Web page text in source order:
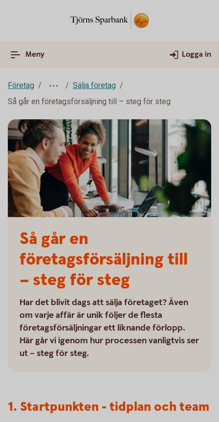
Meny Logga in
Företag
Sälja företag
Så går en företagsförsäljning till – steg för steg
Så går en
företagsförsäljning till
– steg för steg
Har det blivit dags att sälja företaget? Även
om varje affär är unik följer de flesta
företagsförsäljningar ett liknande förlopp.
Här går vi igenom hur processen vanligtvis ser
ut – steg för steg.
1. Startpunkten - tidplan och team